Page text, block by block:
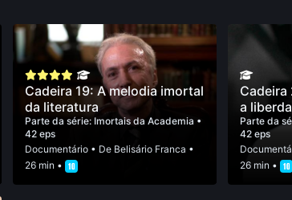
Cadeira 19: A melodia imortal
da literatura
Parte da série: Imortais da Academia •
42 eps
Documentário• De Belisário Franca •
26 min •
Cadeira
a
Parte da
42 eps
26 min •